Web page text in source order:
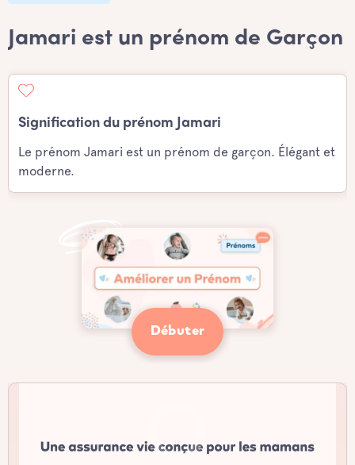
Jamari est un prénom de Garçon
Signification du prénom Jamari
Le prénom Jamari est un prénom de garçon. Élégant et
moderne.
Débuter